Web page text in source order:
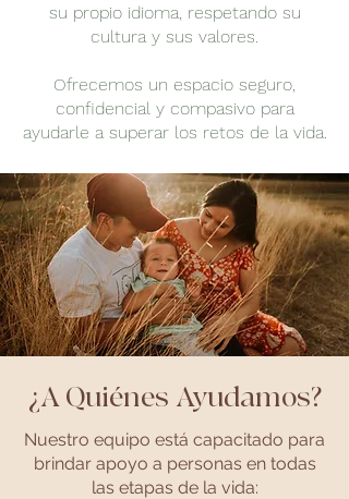
su propio idioma, respetando su
cultura y sus valores.
Ofrecemos un espacio seguro,
confidencial y compasivo para
ayudarle a superar los retos de la vida.
¿A Quiénes Ayudamos?
Nuestro equipo está capacitado para
brindar apoyo a personas en todas
las etapas de la vida: